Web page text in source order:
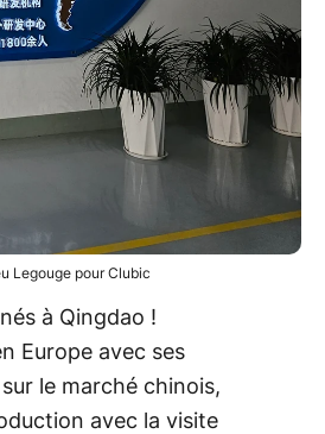
Legouge pour Clubic
à Qingdao !
Europe avec ses
le marché chinois,
avec la visite